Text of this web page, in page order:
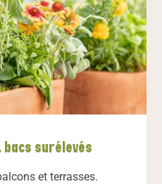
surélevés
et terrasses.